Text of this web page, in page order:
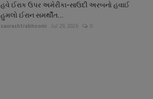
હવે ઈરાક ઉપર અમેરીકા-સાઉદી અરબનો હવાઈ
હુમલો ઈરાન સમર્થીત...
saurashtrabhoomi Jul 29, 2026 0